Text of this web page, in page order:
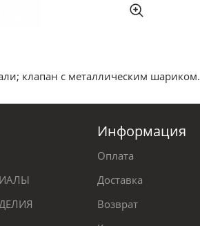
клапан с металлическим шариком.
Информация
Оплата
Доставка
Возврат